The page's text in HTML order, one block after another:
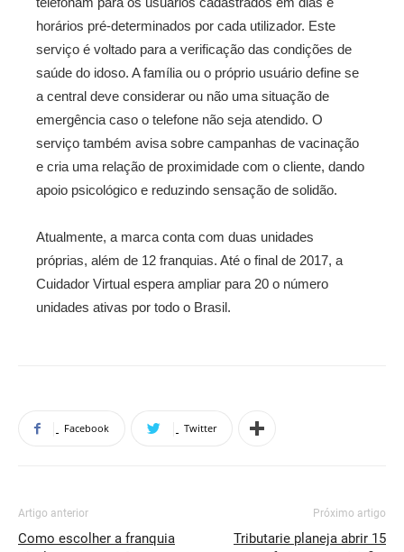
horários pré-determinados por cada utilizador. Este
serviço é voltado para a verificação das condições de
saúde do idoso. A família ou o próprio usuário define se
a central deve considerar ou não uma situação de
emergência caso o telefone não seja atendido. O
serviço também avisa sobre campanhas de vacinação
e cria uma relação de proximidade com o cliente, dando
apoio psicológico e reduzindo sensação de solidão.
Atualmente, a marca conta com duas unidades
próprias, além de 12 franquias. Até o final de 2017, a
Cuidador Virtual espera ampliar para 20 o número
unidades ativas por todo o Brasil.
Facebook Twitter
Artigo anterior
Como escolher a franquia
Próximo artigo
Tributarie planeja abrir 15